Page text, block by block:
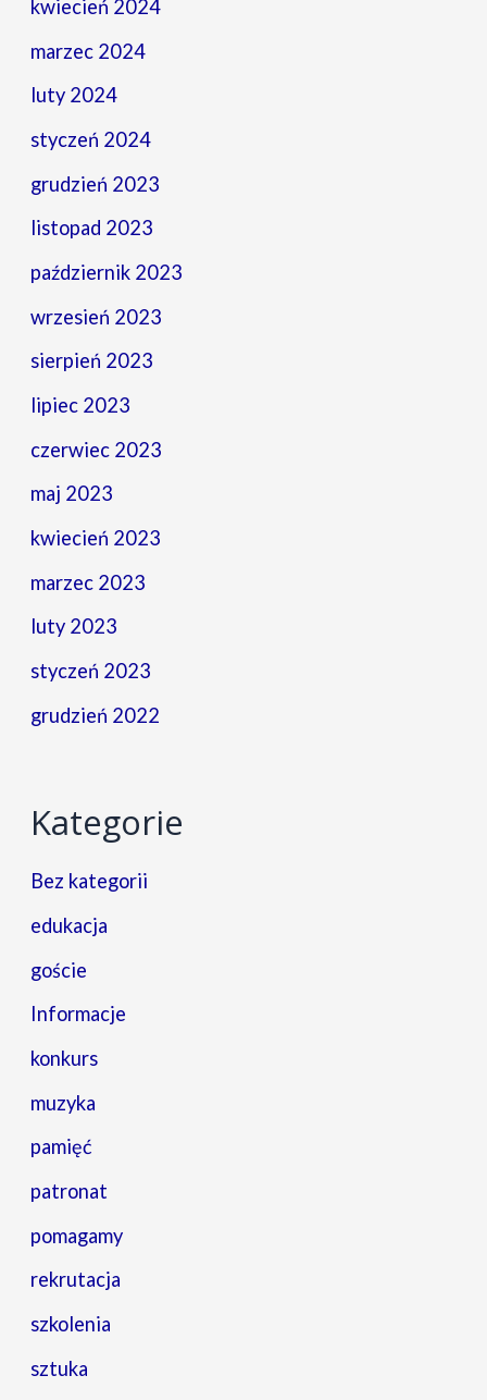
kwiecień 2024
marzec 2024
luty 2024
styczeń 2024
grudzień 2023
listopad 2023
październik 2023
wrzesień 2023
sierpień 2023
lipiec 2023
czerwiec 2023
maj 2023
kwiecień 2023
marzec 2023
luty 2023
styczeń 2023
grudzień 2022
Kategorie
Bez kategorii
edukacja
goście
Informacje
konkurs
muzyka
pamięć
patronat
pomagamy
rekrutacja
szkolenia
sztuka